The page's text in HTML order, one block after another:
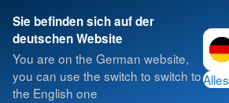
Sie befinden sich auf der
deutschen Website
You are on the German website,
you can use the switch to switch to
the English one